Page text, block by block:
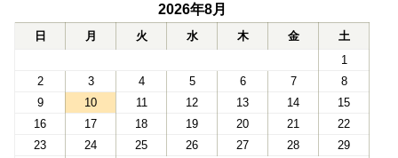
2026年8月
日 月 火 水 木 金
土
1
2
3 4 5 6 7
8
9
10 11 12 13 14
15
16
17 18 19 20 21
22
23
24 25 26 27 28
29